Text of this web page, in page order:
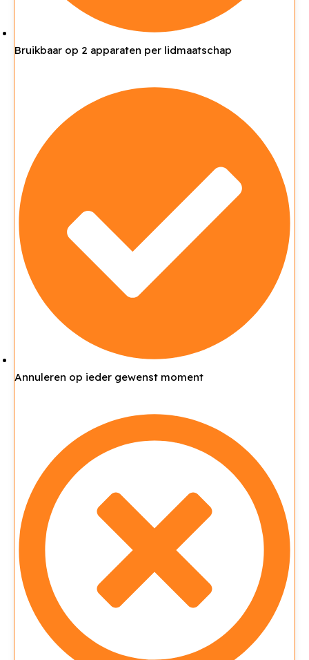
Bruikbaar op 2 apparaten per lidmaatschap
Annuleren op ieder gewenst moment